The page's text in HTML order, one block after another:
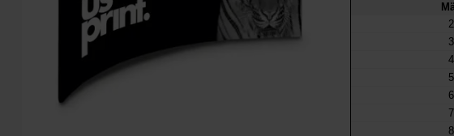
2
3
4
5
6
7
8